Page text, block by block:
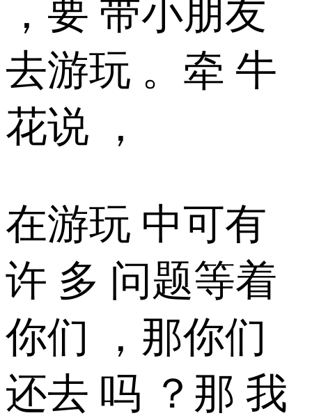
，要 带小朋友
去游玩 。牵 牛
花说 ，
在游玩 中可有
许 多 问题等着
你们 ，那你们
还去 吗 ？那 我